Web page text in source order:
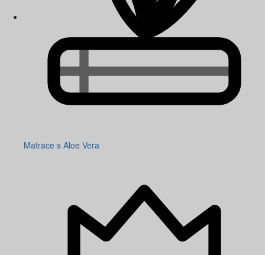
Matrace s Aloe Vera